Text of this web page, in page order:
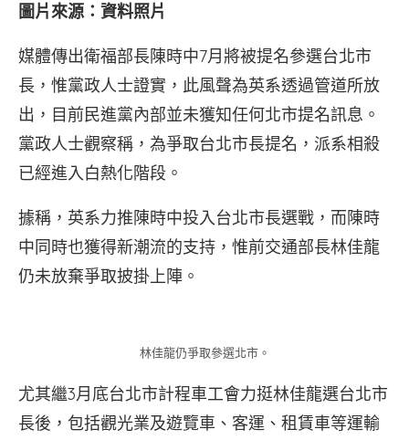
圖片來源：資料照片
媒體傳出衛福部長陳時中7月將被提名參選台北市
長，惟黨政人士證實，此風聲為英系透過管道所放
出，目前民進黨內部並未獲知任何北市提名訊息。
黨政人士觀察稱，為爭取台北市長提名，派系相殺
已經進入白熱化階段。
據稱，英系力推陳時中投入台北市長選戰，而陳時
中同時也獲得新潮流的支持，惟前交通部長林佳龍
仍未放棄爭取披掛上陣。
林佳龍仍爭取參選北市。
尤其繼3月底台北市計程車工會力挺林佳龍選台北市
長後，包括觀光業及遊覽車、客運、租賃車等運輸